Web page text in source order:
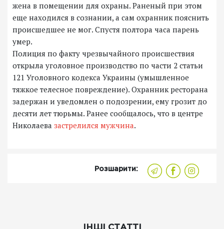
жена в помещении для охраны. Раненый при этом
еще находился в сознании, а сам охранник пояснить
происшедшее не мог. Спустя полтора часа парень
умер.
Полиция по факту чрезвычайного происшествия
открыла уголовное производство по части 2 статьи
121 Уголовного кодекса Украины (умышленное
тяжкое телесное повреждение). Охранник ресторана
задержан и уведомлен о подозрении, ему грозит до
десяти лет тюрьмы. Ранее сообщалось, что в центре
Николаева застрелился мужчина.
Розшарити: